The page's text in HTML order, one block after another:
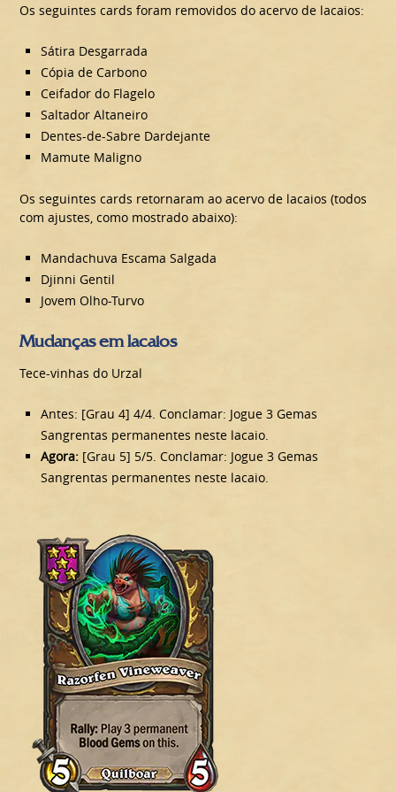
Os seguintes cards foram removidos do acervo de lacaios:
Sátira Desgarrada
Cópia de Carbono
Ceifador do Flagelo
Saltador Altaneiro
Dentes-de-Sabre Dardejante
Mamute Maligno
Os seguintes cards retornaram ao acervo de lacaios (todos
com ajustes, como mostrado abaixo):
Mandachuva Escama Salgada
Djinni Gentil
Jovem Olho-Turvo
Mudanças em lacaios
Tece-vinhas do Urzal
Antes: [Grau 4] 4/4. Conclamar: Jogue 3 Gemas
Sangrentas permanentes neste lacaio.
Agora: [Grau 5] 5/5. Conclamar: Jogue 3 Gemas
Sangrentas permanentes neste lacaio.